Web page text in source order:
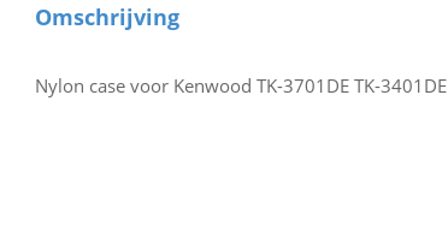
Omschrijving
Nylon case voor Kenwood TK-3701DE TK-3401DE